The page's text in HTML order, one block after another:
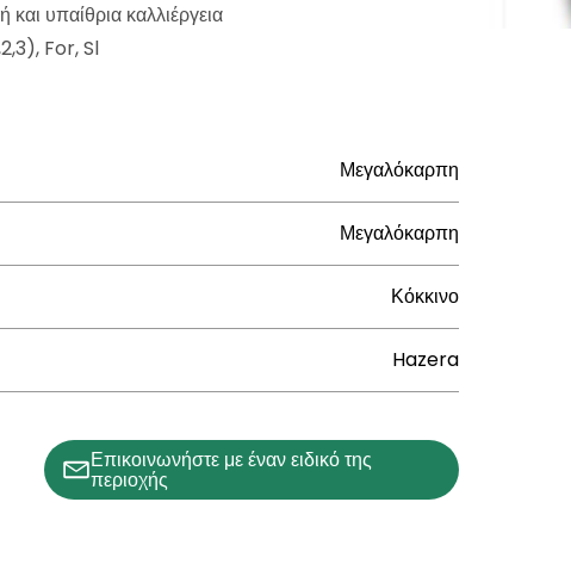
υπαίθρια καλλιέργεια
For, Sl
Μεγαλόκαρπη
Μεγαλόκαρπη
Κόκκινο
Hazera
Επικοινωνήστε με έναν ειδικό της
περιοχής